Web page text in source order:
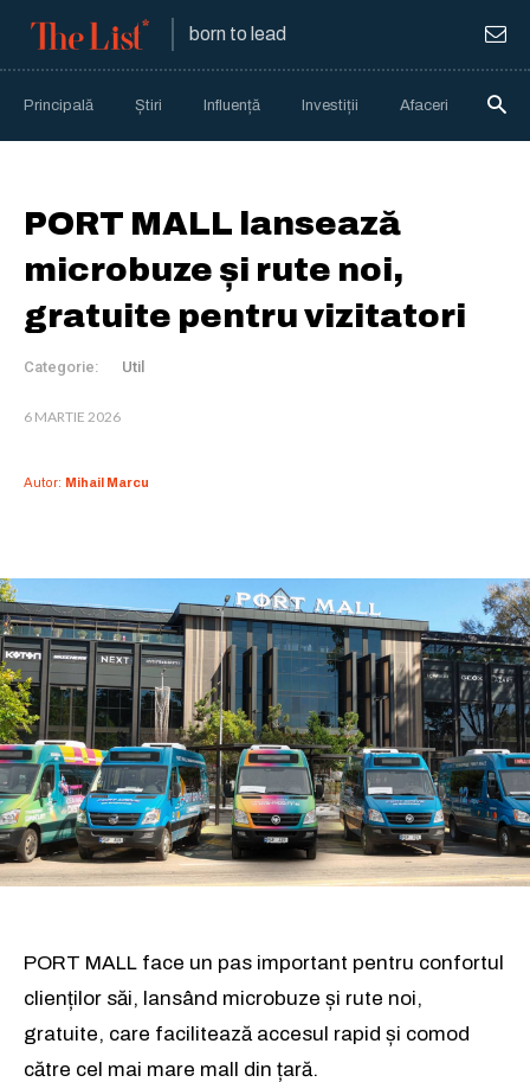
born to lead
Principală Știri Influență Investiții Afaceri
PORT MALL lansează
microbuze și rute noi,
gratuite pentru vizitatori
Categorie: Util
6 MARTIE 2026
Autor: Mihail Marcu
PORT MALL face un pas important pentru confortul
clienților săi, lansând microbuze și rute noi,
gratuite, care facilitează accesul rapid și comod
către cel mai mare mall din țară.